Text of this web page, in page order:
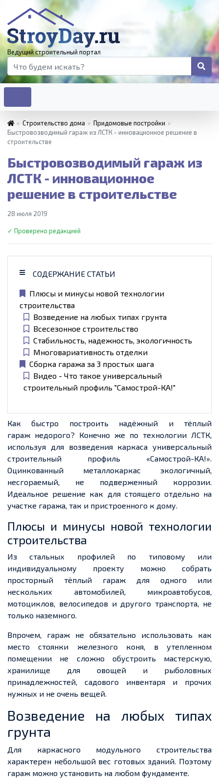
Ведущий строительный портал
» Строительство дома » Придомовые постройки »
Быстровозводимый гараж из ЛСТК - инновационное решение в
строительстве
Быстровозводимый гараж из
ЛСТК - инновационное
решение в строительстве
28 июля 2019
✓ Проверено редакцией
СОДЕРЖАНИЕ СТАТЬИ
Плюсы и минусы новой технологии
строительства
Возведение на любых типах грунта
Всесезонное строительство
Стабильность, надежность, экологичность
Многовариативность отделки
Сборка гаража за 3 простых шага
Видео - Что такое универсальный
строительный профиль "Самострой-КА!"
Как быстро построить надёжный и тёплый
гараж недорого? Конечно же по технологии ЛСТК,
используя для возведения каркаса универсальный
строительный профиль «Самострой-КА!».
Оцинкованный
металлокаркас
экологичный,
несгораемый, не подверженный коррозии.
Идеальное решение как для стоящего отдельно на
участке гаража, так и пристроенного к дому.
Плюсы и минусы новой технологии
строительства
Изстальных профилей по типовому или
индивидуальному проекту можно собрать
просторный тёплый гараж для одного или
нескольких автомобилей, микроавтобусов,
мотоциклов, велосипедов и другого транспорта, не
только наземного.
Впрочем, гараж не обязательно использовать как
местостоянки железного коня, в утепленном
помещении не сложно обустроить мастерскую,
хранилище для овощей и рыболовных
принадлежностей, садового инвентаря и прочих
нужных и не очень вещей.
Возведение на любых типах
грунта
Для каркасного модульного строительства
характерен небольшой вес готовых зданий. Поэтому
гараж можно установить на любом фундаменте.